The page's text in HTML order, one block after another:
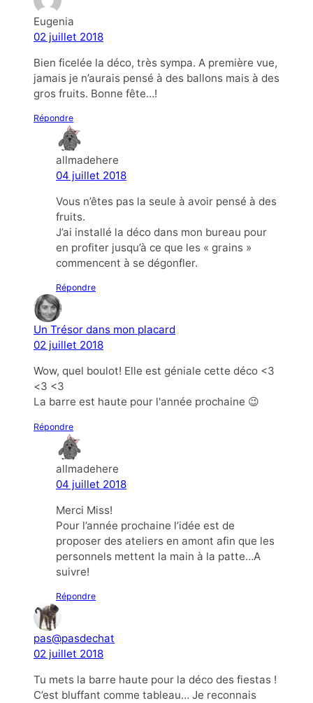
Eugenia
02 juillet 2018
Bien ficelée la déco, très sympa. A première vue,
jamais je n’aurais pensé à des ballons mais à des
gros fruits. Bonne fête…!
Répondre
allmadehere
04 juillet 2018
Vous n’êtes pas la seule à avoir pensé à des
fruits.
J’ai installé la déco dans mon bureau pour
en profiter jusqu’à ce que les « grains »
commencent à se dégonfler.
Répondre
Un Trésor dans mon placard
02 juillet 2018
Wow, quel boulot! Elle est géniale cette déco <3
<3 <3
La barre est haute pour l'année prochaine 😉
Répondre
allmadehere
04 juillet 2018
Merci Miss!
Pour l’année prochaine l’idée est de
proposer des ateliers en amont afin que les
personnels mettent la main à la patte…A
suivre!
Répondre
pas@pasdechat
02 juillet 2018
Tu mets la barre haute pour la déco des fiestas !
C’est bluffant comme tableau… Je reconnais